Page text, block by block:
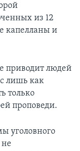
из 12
капелланы и
приводит людей
лишь как
только
проповеди.
уголовного
не